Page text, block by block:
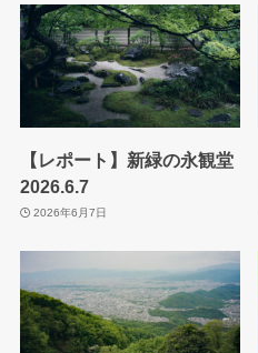
【レポート】新緑の永観堂
2026.6.7
2026年6月7日